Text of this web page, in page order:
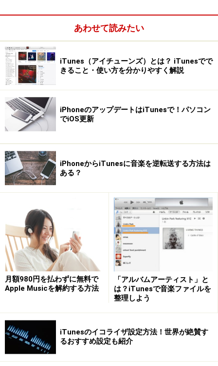
ミニプレーヤーが表示される
カーソルを乗せると、曲の頭に戻る、一時停止（または
再生）、次の曲に移動する、音量調整、再生位置の変更
などができます。虫眼鏡のアイコンをクリックして曲名
やアーティスト名などを入力すると、該当する曲を検索
できます。
左下のボタン（2つ上の画像の左下）をクリックする
と、アートワークを大きく表示できます。どちらにする
あわせて読みたい
iTunes（アイチューンズ）とは？ iTunesでで
きること・使い方を分かりやすく解説
iPhoneのアップデートはiTunesで！パソコン
でiOS更新
iPhoneからiTunesに音楽を逆転送する方法は
ある？
月額980円を払わずに無料で
Apple Musicを解約する方法
「アルバムアーティスト」と
は？iTunesで音楽ファイルを
整理しよう
iTunesのイコライザ設定方法！世界が絶賛す
るおすすめ設定も紹介